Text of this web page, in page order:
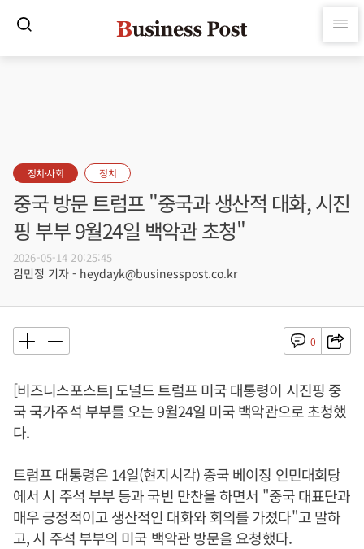
정치·사회 정치
중국 방문 트럼프 "중국과 생산적 대화, 시진
핑 부부 9월24일 백악관 초청"
2026-05-14 20:25:45
김민정 기자 - heydayk@businesspost.co.kr
0
[비즈니스포스트] 도널드 트럼프 미국 대통령이 시진핑 중
국 국가주석 부부를 오는 9월24일 미국 백악관으로 초청했
다.
트럼프 대통령은 14일(현지시각) 중국 베이징 인민대회당
에서 시 주석 부부 등과 국빈 만찬을 하면서 "중국 대표단과
매우 긍정적이고 생산적인 대화와 회의를 가졌다"고 말하
고, 시 주석 부부의 미국 백악관 방문을 요청했다.